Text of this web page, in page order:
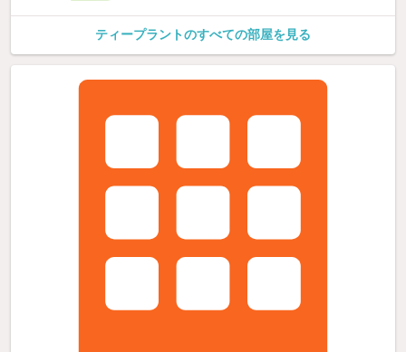
ティープラントのすべての部屋を見る